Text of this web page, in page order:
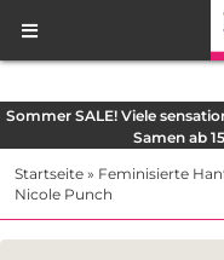
Sommer SALE! Viele
Samen ab
Startseite » Feminisierte
Nicole Punch